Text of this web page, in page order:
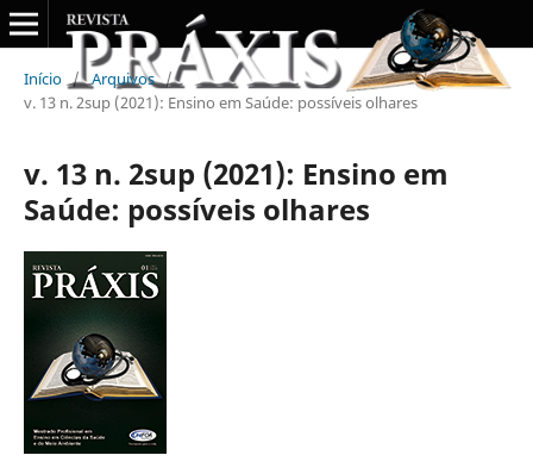
Início / Arquivos /
v. 13 n. 2sup (2021): Ensino em Saúde: possíveis olhares
v. 13 n. 2sup (2021): Ensino em
Saúde: possíveis olhares